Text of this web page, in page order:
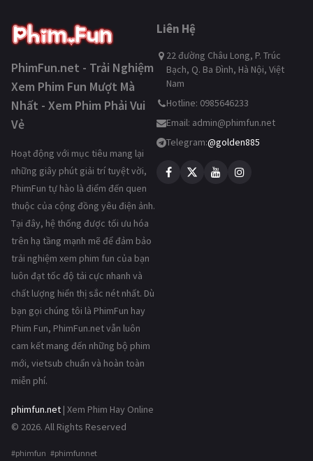
PhimFun.net - Trải Nghiệm
Xem Phim Fun Mượt Mà
Nhất - Xem Phim Phải Vui
Vẻ
Hoạt động với mục tiêu mang lại
những giây phút giải trí tuyệt vời,
PhimFun tự hào là điểm đến quen
thuộc của cộng đồng yêu điện ảnh.
Tại đây, hệ thống được tối ưu hóa
trên hạ tầng mạnh mẽ để đảm bảo
trải nghiệm xem phim fun của bạn
luôn đạt tốc độ tải cực nhanh và
chất lượng hiển thị sắc nét nhất. Dù
bạn gọi chúng tôi là PhimFun hay
Phim Fun, PhimFun.net vẫn luôn
cam kết mang đến những bộ phim
mới, vietsub chuẩn và hoàn toàn
miễn phí.
phimfun.net | Xem Phim Hay Online
© 2026. All Rights Reserved
#phimfun #phimfunnet
Liên Hệ
22 đường Châu Long, P. Trúc
Bạch, Q. Ba Đình, Hà Nội, Việt
Nam
Hotline: 0985646233
Email: admin@phimfun.net
Telegram:@golden885